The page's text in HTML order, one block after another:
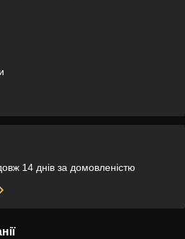
14 днів за домовленістю